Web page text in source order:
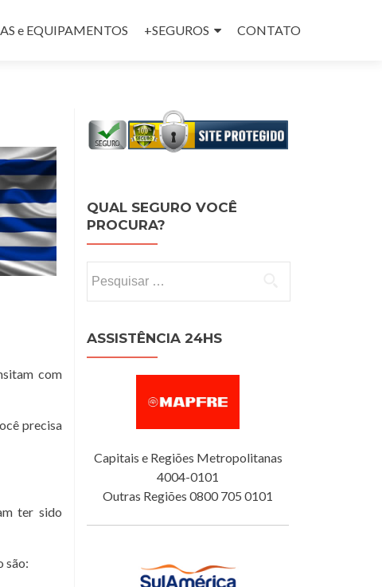
e EQUIPAMENTOS +SEGUROS CONTATO
com
precisa
ter sido
são:
QUAL SEGURO VOCÊ
PROCURA?
ASSISTÊNCIA 24HS
Capitais e Regiões Metropolitanas
4004-0101
Outras Regiões 0800 705 0101